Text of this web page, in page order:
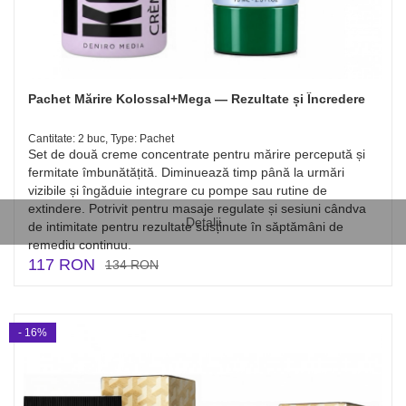
Detalii
Pachet Mărire Kolossal+Mega — Rezultate și Încredere
Cantitate: 2 buc, Type: Pachet
Set de două creme concentrate pentru mărire percepută și
fermitate îmbunătățită. Diminuează timp până la urmări
vizibile și îngăduie integrare cu pompe sau rutine de
extindere. Potrivit pentru masaje regulate și sesiuni cândva
de intimitate pentru rezultate susținute în săptămâni de
remediu continuu.
117 RON 134 RON
- 16%